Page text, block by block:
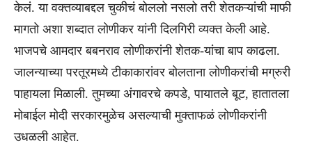
केलं. या वक्तव्याबद्दल चुकीचं बोललो नसलो तरी शेतकऱ्यांची माफी
मागतो अशा शब्दात लोणीकर यांनी दिलगिरी व्यक्त केली आहे.
भाजपचे आमदार बबनराव लोणीकरांनी शेतक-यांचा बाप काढला.
जालन्याच्या परतूरमध्ये टीकाकारांवर बोलताना लोणीकरांची मग्रुरी
पाहायला मिळाली. तुमच्या अंगावरचे कपडे, पायातले बूट, हातातला
मोबाईल मोदी सरकारमुळेच असल्याची मुक्ताफळं लोणीकरांनी
उधळली आहेत.